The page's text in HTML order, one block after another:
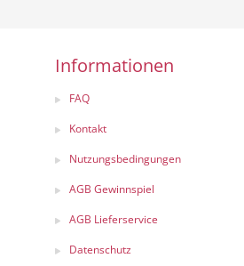
Informationen
FAQ
Kontakt
Nutzungsbedingungen
AGB Gewinnspiel
AGB Lieferservice
Datenschutz